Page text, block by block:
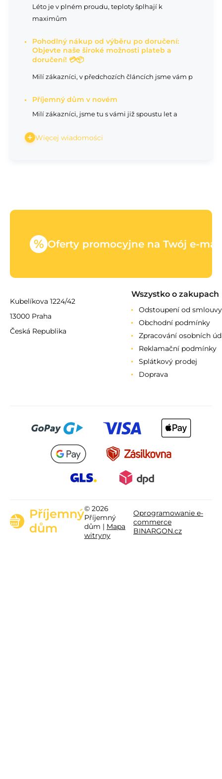
Léto je v plném proudu, teploty šplhají k
maximům
Pohodlný nákup od výběru po doručení:
Objevte naše široké možnosti plateb a
doručení! 💳📦
Milí zákazníci, v předchozích článcích jsme vám p
Příjemný dům v novém
Milí zákazníci, jsme tu s vámi již spoustu let a
Więcej wiadomości
% Oferty promocyjne na Twój e-mail
Kubelíkova 1224/42
13000 Praha
Česká Republika
Wszystko o zakupach
Odstoupení od smlouvy
Obchodní podmínky
Zpracování osobních
Reklamační podmínky
Splátkový prodej
Doprava
Příjemný
dům
© 2026
Příjemný
dům | Mapa
witryny
Oprogramowanie e-
commerce
BINARGON.cz